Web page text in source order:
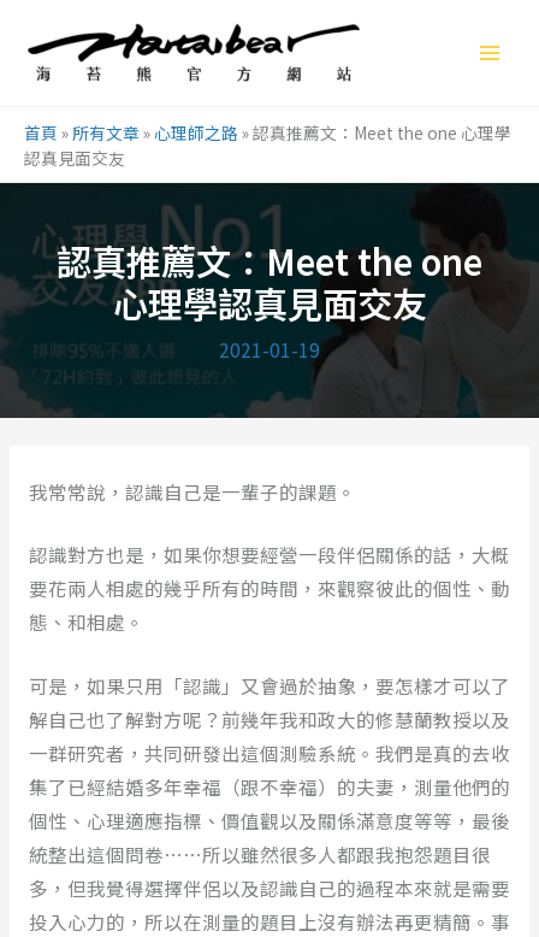
容
首頁 »所有文章 »心理師之路 »認真推薦文：Meet the one 心理學
認真見面交友
認真推薦文：Meet the one
心理學認真見面交友
2021-01-19
我常常說，認識自己是一輩子的課題。
認識對方也是，如果你想要經營一段伴侶關係的話，大概
要花兩人相處的幾乎所有的時間，來觀察彼此的個性、動
態、和相處。
可是，如果只用「認識」又會過於抽象，要怎樣才可以了
解自己也了解對方呢？前幾年我和政大的修慧蘭教授以及
一群研究者，共同研發出這個測驗系統。我們是真的去收
集了已經結婚多年幸福（跟不幸福）的夫妻，測量他們的
個性、心理適應指標、價值觀以及關係滿意度等等，最後
統整出這個問卷⋯⋯所以雖然很多人都跟我抱怨題目很
多，但我覺得選擇伴侶以及認識自己的過程本來就是需要
投入心力的，所以在測量的題目上沒有辦法再更精簡。事